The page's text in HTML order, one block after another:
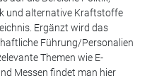
und alternative Kraftstoffe
Ergänzt wird das
Führung/Personalien
Themen wie E-
Messen findet man hier